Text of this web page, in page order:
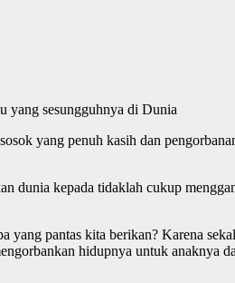
yang sesungguhnya di Dunia
yang penuh kasih dan
dunia kepada tidaklah cukup
pantas kita berikan? Karena
hidupnya untuk anaknya